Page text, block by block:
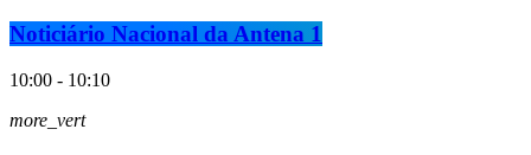
Noticiário Nacional da Antena 1
10:00 - 10:10
more_vert